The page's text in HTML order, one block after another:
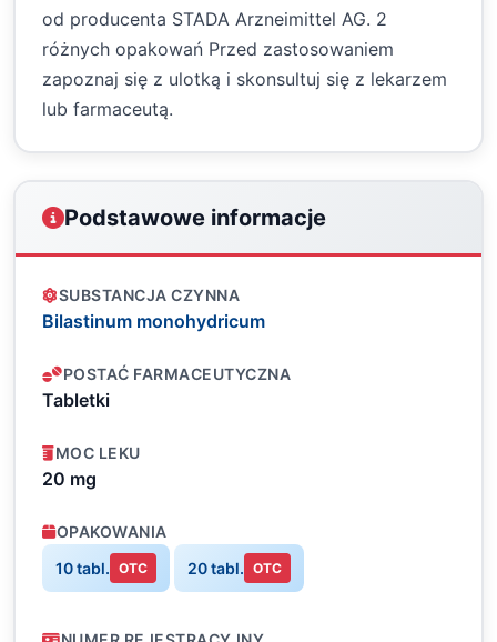
od producenta STADA Arzneimittel AG. 2
różnych opakowań Przed zastosowaniem
zapoznaj się z ulotką i skonsultuj się z lekarzem
lub farmaceutą.
Podstawowe informacje
SUBSTANCJA CZYNNA
Bilastinum monohydricum
POSTAĆ FARMACEUTYCZNA
Tabletki
MOC LEKU
20 mg
OPAKOWANIA
10 tabl. OTC 20 tabl. OTC